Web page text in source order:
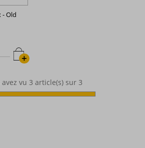
- Old
+
avez vu 3 article(s) sur 3